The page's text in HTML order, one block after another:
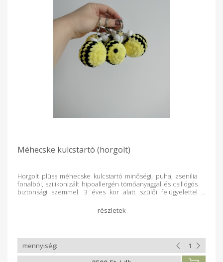
Méhecske kulcstartó (horgolt)
Horgolt plüss méhecske kulcstartó minőségi, puha, zsenília
fonalból, szilikonizált hipoallergén tömőanyaggal és csillógós
biztonsági szemmel. 3 éves kor alatt szülői felügyelettel
párnahuzatban, stb.) mosógépben mosható 30-40 fokon.
Szárítógépben szárítani tilos! Fehéríteni tilos!